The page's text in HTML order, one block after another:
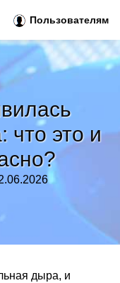
что это и
дыра, и
Пользователям